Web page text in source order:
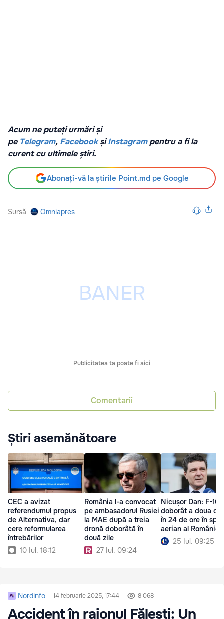
Acum ne puteți urmări și
pe Telegram, FacebookșiInstagrampentru a fi la
curent cu ultimele știri.
Abonați-vă la știrile Point.md pe Google
Sursă Omniapres
Publicitatea ta poate fi aici
Comentarii
Știri asemănătoare
CEC a avizat
referendumul propus
de Alternativa, dar
cere reformularea
întrebărilor
10 Iul. 18:12
România l-a convocat
pe ambasadorul Rusiei
la MAE după a treia
dronă doborâtă în
două zile
27 Iul. 09:24
Nicușor Dan: F-16
doborât a doua
în 24 de ore în
aerian al României
25 Iul. 09:25
Nordinfo 14 februarie 2025, 17:44 8 068
Accident în raionul Fălești: Un